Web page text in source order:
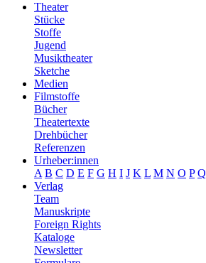
Theater
Stücke
Stoffe
Jugend
Musiktheater
Sketche
Medien
Filmstoffe
Bücher
Theatertexte
Drehbücher
Referenzen
Urheber:innen
A B C D E F G H I J K L M N O P Q
Verlag
Team
Manuskripte
Foreign Rights
Kataloge
Newsletter